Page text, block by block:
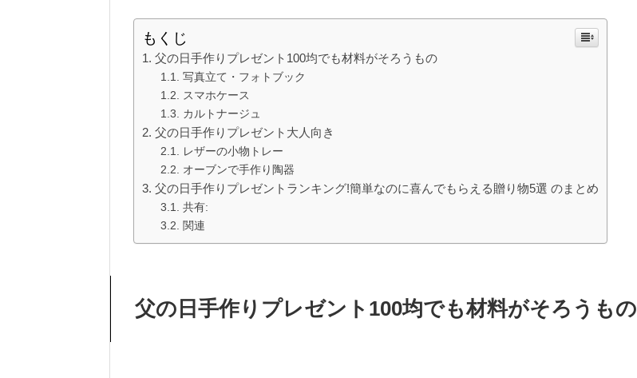
もくじ
父の日手作りプレゼント100均でも材料がそろうもの
写真立て・フォトブック
スマホケース
カルトナージュ
父の日手作りプレゼント大人向き
レザーの小物トレー
オーブンで手作り陶器
父の日手作りプレゼントランキング!簡単なのに喜んでもらえる贈り物5選 のまとめ
共有:
関連
父の日手作りプレゼント100均でも材料がそろうもの